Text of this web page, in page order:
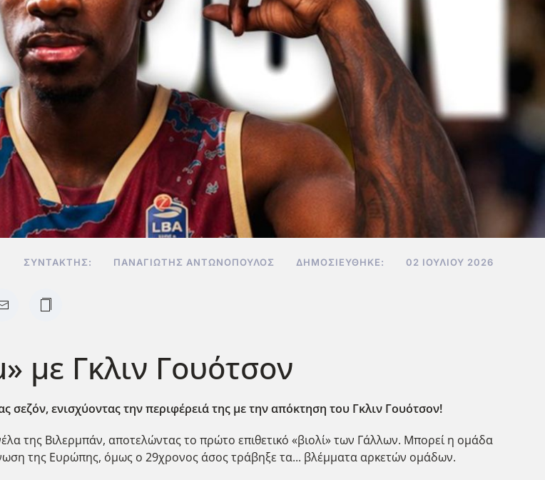
ΣΥΝΤΆΚΤΗΣ: ΠΑΝΑΓΙΏΤΗΣ ΑΝΤΩΝΌΠΟΥΛΟΣ ΔΗΜΟΣΙΕΎΘΗΚΕ: 02 ΙΟΥΛΊΟΥ 2026
με Γκλιν Γουότσον
σεζόν, ενισχύοντας την περιφέρειά της με την απόκτηση του Γκλιν Γουότσον!
της Βιλερμπάν, αποτελώντας το πρώτο επιθετικό «βιολί» των Γάλλων. Μπορεί η ομάδα
της Ευρώπης, όμως ο 29χρονος άσος τράβηξε τα... βλέμματα αρκετών ομάδων.